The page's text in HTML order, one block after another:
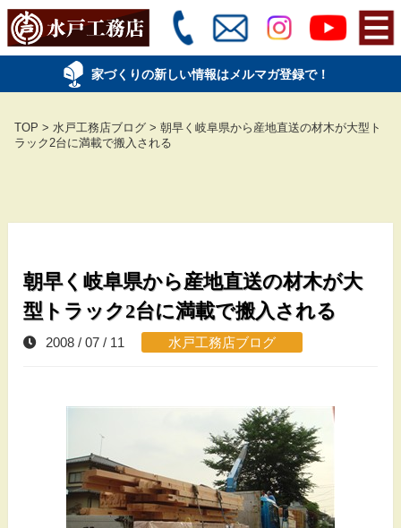
家づくりの新しい情報はメルマガ登録で！
TOP > 水戸工務店ブログ > 朝早く岐阜県から産地直送の材木が大型ト
ラック2台に満載で搬入される
朝早く岐阜県から産地直送の材木が大
型トラック2台に満載で搬入される
2008 / 07 / 11 水戸工務店ブログ